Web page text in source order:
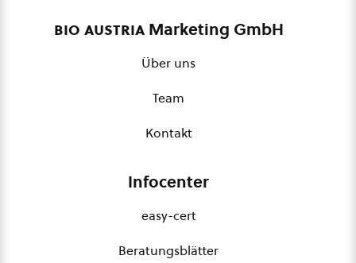
bio austriaMarketing GmbH
Über uns
Team
Kontakt
Infocenter
easy-cert
Beratungsblätter